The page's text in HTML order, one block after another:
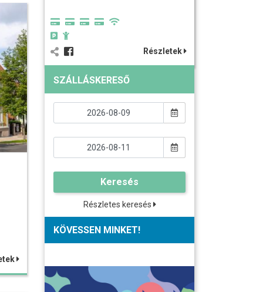
Részletek
SZÁLLÁSKERESŐ
Keresés
Részletes keresés
KÖVESSEN MINKET!